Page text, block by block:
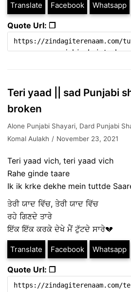
Translate Facebook Whatsapp
Quote Url: ❐
Teri yaad || sad Punjabi
broken
Alone Punjabi Shayari, Dard Punjabi
Komal Aulakh
November 23, 2021
Teri yaad vich, teri yaad vich
Rahe ginde taare
Ik ik krke dekhe mein tuttde
ਤੇਰੀ ਯਾਦ ਵਿੱਚ, ਤੇਰੀ ਯਾਦ ਵਿੱਚ
ਰਹੇ ਗਿਣਦੇ ਤਾਰੇ
ਇੱਕ ਇੱਕ ਕਰਕੇ ਦੇਖੇ ਮੈਂ ਟੁੱਟਦੇ ਸਾਰੇ💔
Translate Facebook Whatsapp
Quote Url: ❐